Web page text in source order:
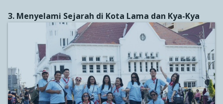
3. Menyelami Sejarah di Kota Lama dan Kya-Kya